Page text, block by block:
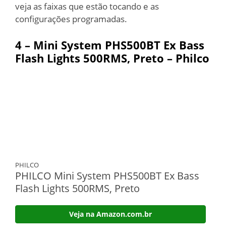
veja as faixas que estão tocando e as
configurações programadas.
4 – Mini System PHS500BT Ex Bass
Flash Lights 500RMS, Preto – Philco
PHILCO
PHILCO Mini System PHS500BT Ex Bass
Flash Lights 500RMS, Preto
Veja na Amazon.com.br